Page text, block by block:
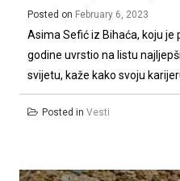
Posted on February 6, 2023
Asima Sefić iz Bihaća, koju je
godine uvrstio na listu
svijetu, kaže kako svoju
Posted in Vesti